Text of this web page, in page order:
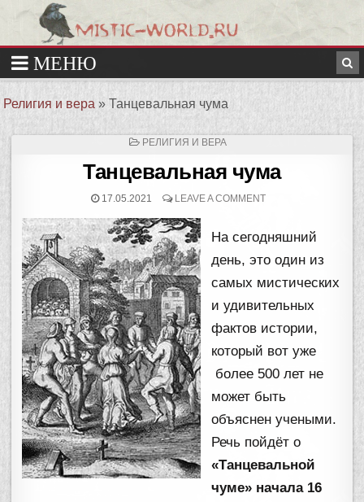
Религия и вера »Танцевальная чума
ОПУБЛИКОВАНО
РЕЛИГИЯ И ВЕРА
Танцевальная чума
17.05.2021 LEAVE A COMMENT
На сегодняшний
день, это один из
самых мистических
и удивительных
фактов истории,
который вот уже
более 500 лет не
может быть
объяснен учеными.
Речь пойдёт о
«Танцевальной
чуме» начала 16